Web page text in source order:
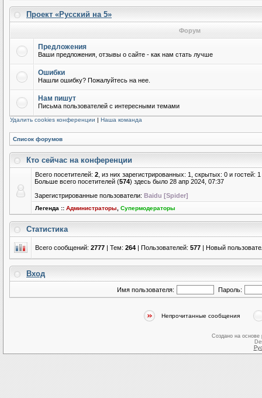
Проект «Русский на 5»
Форум
Предложения
Ваши предложения, отзывы о сайте - как нам стать лучше
Ошибки
Нашли ошибку? Пожалуйтесь на нее.
Нам пишут
Письма пользователей с интересными темами
Удалить cookies конференции | Наша команда
Список форумов
Кто сейчас на конференции
Всего посетителей: 2 , из них зарегистрированных: 1, скрытых: 0 и
Больше всего посетителей (574) здесь было 28 апр 2024, 07:37
Зарегистрированные пользователи: Baidu [Spider]
Легенда :: Администраторы Супермодераторы
Статистика
Всего сообщений: 2777 | Тем: 264 | Пользователей: 577 | Новый
Вход
Имя пользователя: Пароль:
Непрочитанные сообщения
Создано на основе